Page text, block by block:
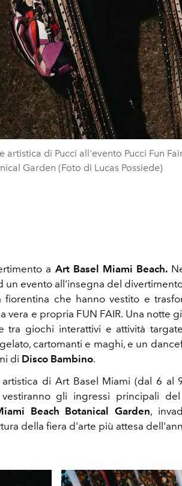
di Pucci all'evento Pucci Fun
Garden (Foto di Lucas Possiede)
a Art Basel Miami Beach.
un evento all'insegna del
che hanno vestito e
vera e propria FUN FAIR. Una notte
tra giochi interattivi e attività
cartomanti e maghi, e un
di Disco Bambino.
di Art Basel Miami (dal 6 al
gli ingressi principali del
Beach BotanicalGarden,
della fiera d'arte più attesa